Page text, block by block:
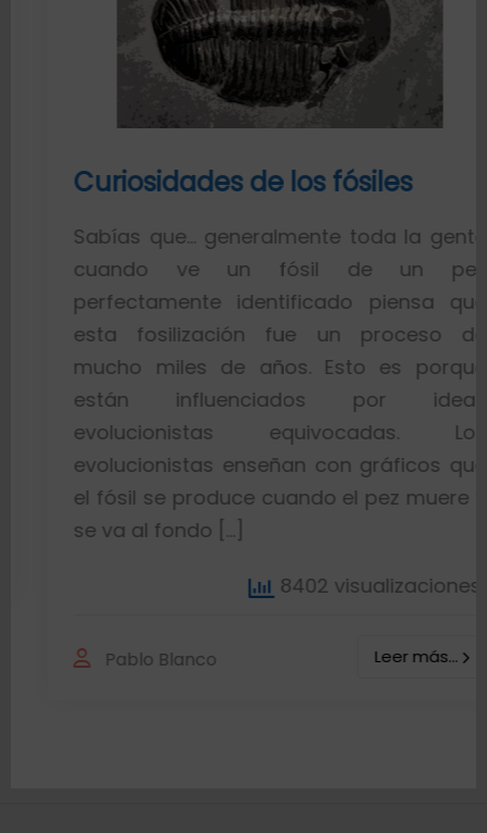
Curiosidades de los fósiles
Sabías que… generalmente toda la gente
cuando ve un fósil de un pez
perfectamente identificado piensa que
esta fosilización fue un proceso de
mucho miles de años. Esto es porque
están influenciados por ideas
evolucionistas equivocadas. Los
evolucionistas enseñan con gráficos que
el fósil se produce cuando el pez muere y
se va al fondo […]
8402 visualizaciones
Pablo Blanco Leer más...